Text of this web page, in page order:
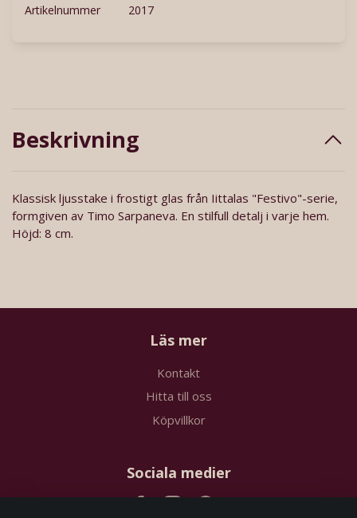
Artikelnummer 2017
Beskrivning
Klassisk ljusstake i frostigt glas från Iittalas "Festivo"-serie,
formgiven av Timo Sarpaneva. En stilfull detalj i varje hem.
Höjd: 8 cm.
Läs mer
Kontakt
Hitta till oss
Köpvillkor
Sociala medier